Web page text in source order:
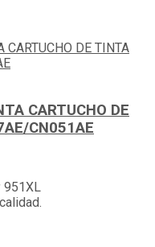
CARTUCHO DE
CN051AE
951XL